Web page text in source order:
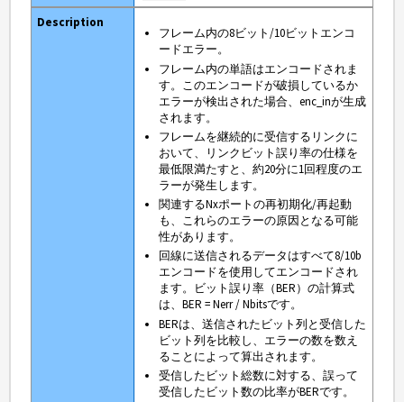
フレーム内の8ビット/10ビットエンコ
ードエラー。
フレーム内の単語はエンコードされま
す。このエンコードが破損しているか
エラーが検出された場合、enc_inが生成
されます。
フレームを継続的に受信するリンクに
おいて、リンクビット誤り率の仕様を
最低限満たすと、約20分に1回程度のエ
ラーが発生します。
関連するNxポートの再初期化/再起動
も、これらのエラーの原因となる可能
性があります。
回線に送信されるデータはすべて8/10b
エンコードを使用してエンコードされ
ます。ビット誤り率（BER）の計算式
は、BER = Nerr / Nbitsです。
BERは、送信されたビット列と受信した
ビット列を比較し、エラーの数を数え
ることによって算出されます。
受信したビット総数に対する、誤って
受信したビット数の比率がBERです。